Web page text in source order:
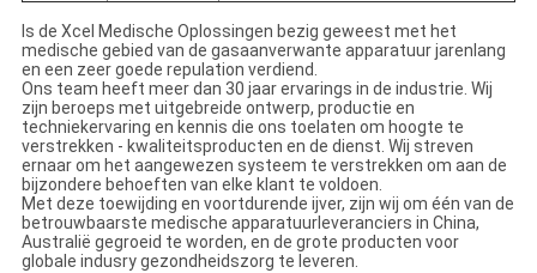
Is de Xcel Medische Oplossingen bezig geweest met het
medische gebied van de gasaanverwante apparatuur jarenlang
en een zeer goede repulation verdiend.
Ons team heeft meer dan 30 jaar ervarings in de industrie. Wij
zijn beroeps met uitgebreide ontwerp, productie en
techniekervaring en kennis die ons toelaten om hoogte te
verstrekken - kwaliteitsproducten en de dienst. Wij streven
ernaar om het aangewezen systeem te verstrekken om aan de
bijzondere behoeften van elke klant te voldoen.
Met deze toewijding en voortdurende ijver, zijn wij om één van de
betrouwbaarste medische apparatuurleveranciers in China,
Australië gegroeid te worden, en de grote producten voor
globale indusry gezondheidszorg te leveren.